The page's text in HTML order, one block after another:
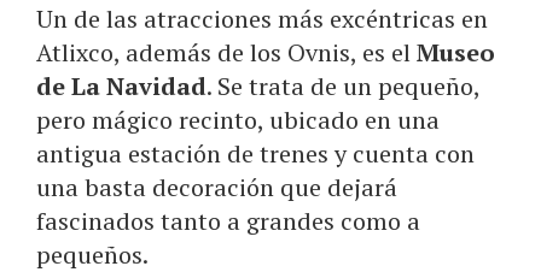
Un de las atracciones más excéntricas en
Atlixco, además de los Ovnis, es elMuseo
de La Navidad. Se trata de un pequeño,
pero mágico recinto, ubicado en una
antigua estación de trenes y cuenta con
una basta decoración que dejará
fascinados tanto a grandes como a
pequeños.